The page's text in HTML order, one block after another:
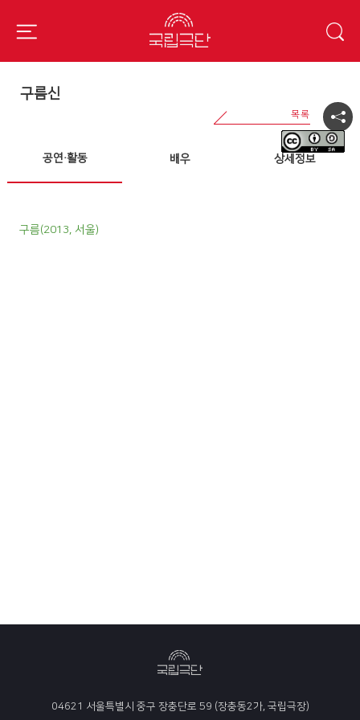
구름신
공연·활동 배우 상세정보
구름(2013, 서울)
04621 서울특별시 중구 장충단로 59 (장충동2가, 국립극장)